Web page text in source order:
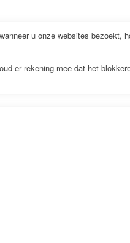
u onze websites
er rekening mee dat het